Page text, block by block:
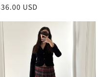
listino
USD